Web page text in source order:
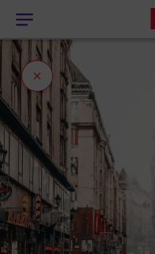
Menu
Fermer
l'onglet